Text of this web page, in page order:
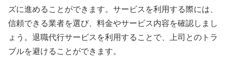
ズに進めることができます。サービスを利用する際には、
信頼できる業者を選び、料金やサービス内容を確認しまし
ょう。退職代行サービスを利用することで、上司とのトラ
ブルを避けることができます。